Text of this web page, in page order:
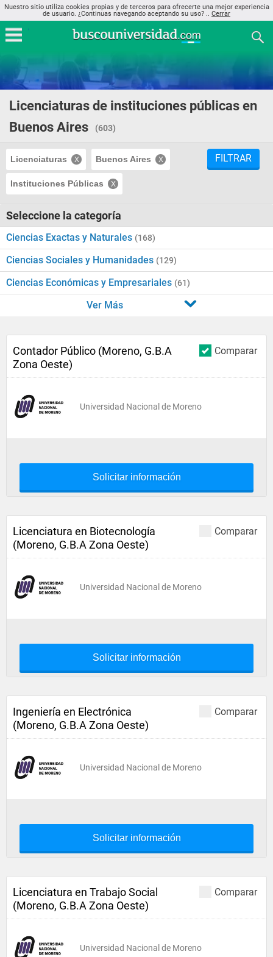
Nuestro sitio utiliza cookies propias y de terceros para ofrecerte una mejor experiencia
de usuario. ¿Continuas navegando aceptando su uso? .. Cerrar
Licenciaturas de instituciones públicas en
Buenos Aires
(603)
Licenciaturas Buenos Aires
Instituciones Públicas
FILTRAR
Seleccione la categoría
Ciencias Exactas y Naturales (168)
Ciencias Sociales y Humanidades (129)
Ciencias Económicas y Empresariales (61)
Ver Más
Comparar
Contador Público (Moreno, G.B.A
Zona Oeste)
Universidad Nacional de Moreno
Solicitar información
Comparar
Licenciatura en Biotecnología
(Moreno, G.B.A Zona Oeste)
Universidad Nacional de Moreno
Solicitar información
Comparar
Ingeniería en Electrónica
(Moreno, G.B.A Zona Oeste)
Universidad Nacional de Moreno
Solicitar información
Comparar
Licenciatura en Trabajo Social
(Moreno, G.B.A Zona Oeste)
Universidad Nacional de Moreno